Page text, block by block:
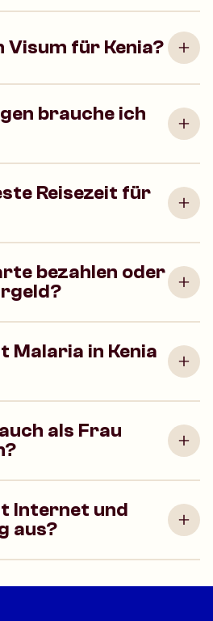
Visum für Kenia?
brauche ich
Reisezeit für
bezahlen oder
Malaria in Kenia
als Frau
Internet und
aus?